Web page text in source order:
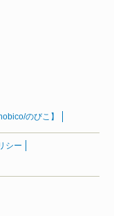
のびこ】
シー